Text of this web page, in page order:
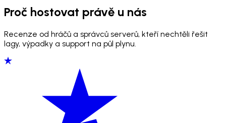
Proč hostovat právě u nás
Recenze od hráčů a správců serverů, kteří nechtěli řešit
lagy, výpadky a support na půl plynu.